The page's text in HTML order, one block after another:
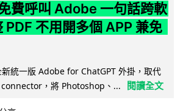
費呼叫 Adobe 一句話跨軟
PDF 不用開多個 APP 兼免
統一版 Adobe for ChatGPT 外掛，取代
，將 Photoshop、...
閱讀全文